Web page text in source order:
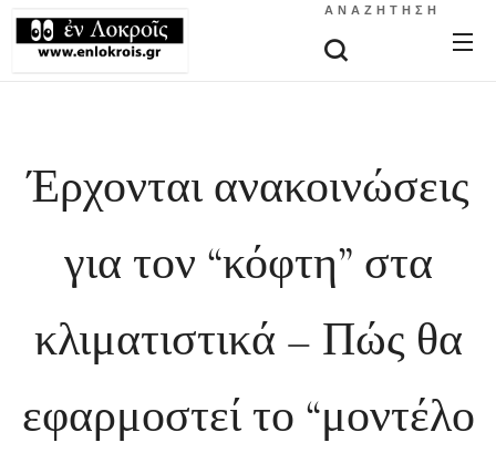
ΑΝΑΖΉΤΗΣΗ
Έρχονται ανακοινώσεις
για τον “κόφτη” στα
κλιματιστικά – Πώς θα
εφαρμοστεί το “μοντέλο